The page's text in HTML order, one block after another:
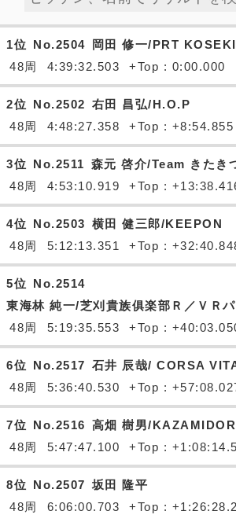
1位 No.2504
岡田 修一/PRT
48周
4:39:32.503 +Top : 0:00.000
2位 No.2502 右田 昌弘/H.O.P
48周
4:48:27.358 +Top : +8:54.855
3位 No.2511 森元 啓介/Team きたき
48周
4:53:10.919 +Top :
4位 No.2503 横田 健三郎/KEEPON
48周
5:12:13.351 +Top :
5位 No.2514
東海林 純一/芝刈貴族俱楽部Ｒ／ＶＲ
48周
5:19:35.553 +Top :
6位 No.2517 石井 辰哉/ CORSA
48周
5:36:40.530 +Top :
7位 No.2516 高畑 樹男/
48周
5:47:47.100 +Top :
8位 No.2507 坂田 隆平
48周
6:06:00.703 +Top :